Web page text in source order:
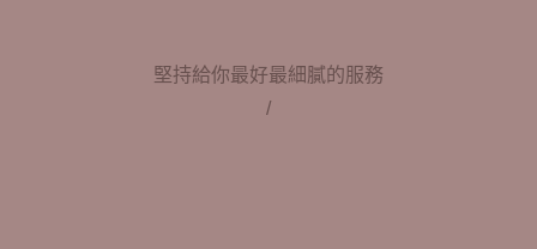
堅持給你最好最細膩的服務
/